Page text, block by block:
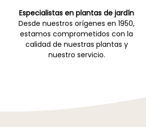
Especialistas en plantas de jardín
Desde nuestros orígenes en 1950,
estamos comprometidos con la
calidad de nuestras plantas y
nuestro servicio.